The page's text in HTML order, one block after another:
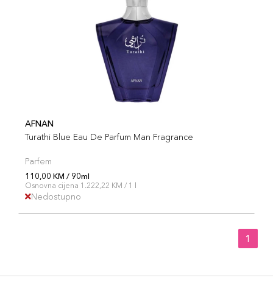
AFNAN
Turathi Blue Eau De Parfum Man Fragrance
Parfem
110,00 KM / 90ml
Osnovna cijena 1.222,22 KM / 1 l
Nedostupno
1